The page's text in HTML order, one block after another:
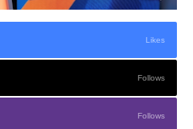
Likes
Follows
Follows